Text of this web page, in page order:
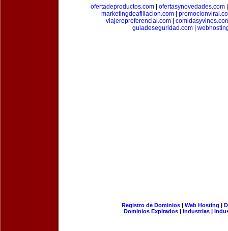
ofertadeproductos.com| ofertasynovedades.com
marketingdeafiliacion.com|
viajeropreferencial.com
guiadeseguridad.com|
Registro de Dominios| Web Hosting |
Dominios Expirados | Industrias |